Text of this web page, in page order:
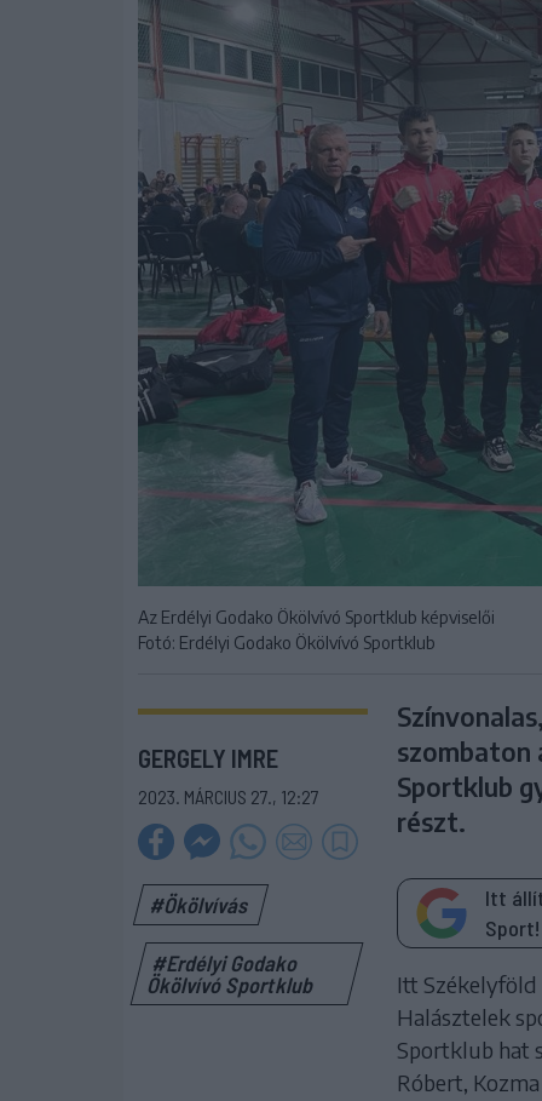
Az Erdélyi Godako Ökölvívó Sportklub képviselői
Fotó: Erdélyi Godako Ökölvívó Sportklub
GERGELY IMRE
2023. MÁRCIUS 27., 12:27
#Ökölvívás
#Erdélyi Godako
Ökölvívó Sportklub
szombaton
Sportklub
részt.
Itt
Sport!
Itt Székelyföld
Halásztelek
Sportklub hat
Róbert,